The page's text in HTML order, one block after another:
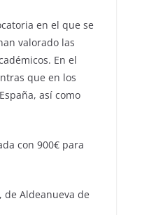
en el que se
valorado las
En el
que en los
así como
con 900€ para
de Aldeanueva de